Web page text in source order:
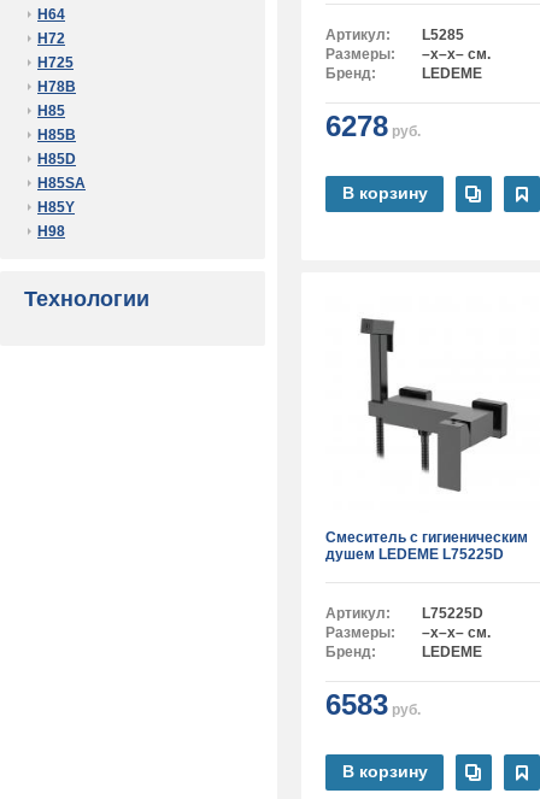
H64
H72
H725
H78B
H85
H85B
H85D
H85SA
H85Y
H98
Технологии
Артикул:
L5285
Размеры:
–x–x– см.
Бренд:
LEDEME
6278 руб.
В корзину
Смеситель с гигиеническим
душем LEDEME L75225D
Артикул:
L75225D
Размеры:
–x–x– см.
Бренд:
LEDEME
6583 руб.
В корзину